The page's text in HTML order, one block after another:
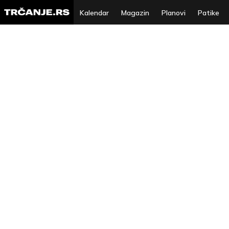
Kalendar Magazin Planovi Patike